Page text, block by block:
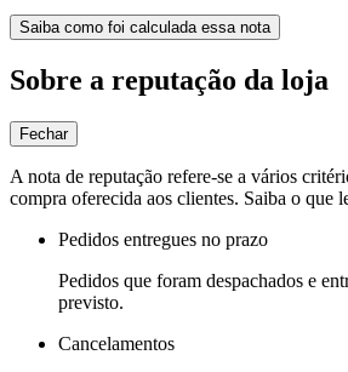
Saiba como foi calculada essa nota
Sobre a reputação da loja
Fechar
A nota de reputação refere-se a vários
compra oferecida aos clientes. Saiba o que
Pedidos entregues no prazo
Pedidos que foram despachados e
previsto.
Cancelamentos